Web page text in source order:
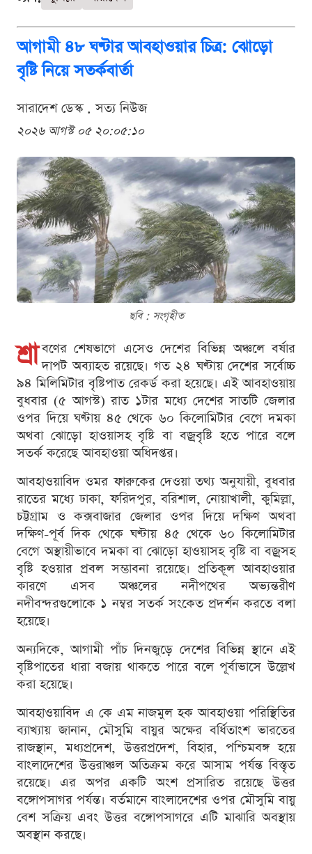
আগামী ৪৮ ঘণ্টার আবহাওয়ার চিত্র: ঝোড়ো
বৃষ্টি নিয়ে সতর্কবার্তা
সারাদেশ ডেস্ক . সত্য নিউজ
২০২৬ আগস্ট ০৫ ২০:০৫:১০
ছবি : সংগৃহীত
শ্রা বণের শেষভাগে এসেও দেশের বিভিন্ন অঞ্চলে বর্ষার
দাপট অব্যাহত রয়েছে। গত ২৪ ঘণ্টায় দেশের সর্বোচ্চ
৯৪ মিলিমিটার বৃষ্টিপাত রেকর্ড করা হয়েছে। এই আবহাওয়ায়
বুধবার (৫ আগস্ট) রাত ১টার মধ্যে দেশের সাতটি জেলার
ওপর দিয়ে ঘণ্টায় ৪৫ থেকে ৬০ কিলোমিটার বেগে দমকা
অথবা ঝোড়ো হাওয়াসহ বৃষ্টি বা বজ্রবৃষ্টি হতে পারে বলে
সতর্ক করেছে আবহাওয়া অধিদপ্তর।
আবহাওয়াবিদ ওমর ফারুকের দেওয়া তথ্য অনুযায়ী, বুধবার
রাতের মধ্যে ঢাকা, ফরিদপুর, বরিশাল, নোয়াখালী, কুমিল্লা,
চট্টগ্রাম ও কক্সবাজার জেলার ওপর দিয়ে দক্ষিণ অথবা
দক্ষিণ-পূর্ব দিক থেকে ঘণ্টায় ৪৫ থেকে ৬০ কিলোমিটার
বেগে অস্থায়ীভাবে দমকা বা ঝোড়ো হাওয়াসহ বৃষ্টি বা বজ্রসহ
বৃষ্টি হওয়ার প্রবল সম্ভাবনা রয়েছে। প্রতিকূল আবহাওয়ার
কারণে এসব অঞ্চলের নদীপথের অভ্যন্তরীণ
নদীবন্দরগুলোকে ১ নম্বর সতর্ক সংকেত প্রদর্শন করতে বলা
হয়েছে।
অন্যদিকে, আগামী পাঁচ দিনজুড়ে দেশের বিভিন্ন স্থানে এই
বৃষ্টিপাতের ধারা বজায় থাকতে পারে বলে পূর্বাভাসে উল্লেখ
করা হয়েছে।
আবহাওয়াবিদ এ কে এম নাজমুল হক আবহাওয়া পরিস্থিতির
ব্যাখ্যায় জানান, মৌসুমি বায়ুর অক্ষের বর্ধিতাংশ ভারতের
রাজস্থান, মধ্যপ্রদেশ, উত্তরপ্রদেশ, বিহার, পশ্চিমবঙ্গ হয়ে
বাংলাদেশের উত্তরাঞ্চল অতিক্রম করে আসাম পর্যন্ত বিস্তৃত
রয়েছে। এর অপর একটি অংশ প্রসারিত রয়েছে উত্তর
বঙ্গোপসাগর পর্যন্ত। বর্তমানে বাংলাদেশের ওপর মৌসুমি বায়ু
বেশ সক্রিয় এবং উত্তর বঙ্গোপসাগরে এটি মাঝারি অবস্থায়
অবস্থান করছে।